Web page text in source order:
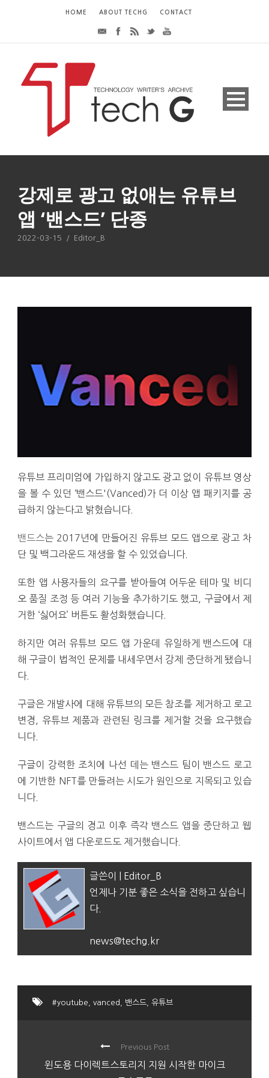
HOME ABOUT TECHG CONTACT
강제로 광고 없애는 유튜브
앱 ‘밴스드’ 단종
2022-03-15 / Editor_B
유튜브 프리미엄에 가입하지 않고도 광고 없이 유튜브 영상
을 볼 수 있던 ‘밴스드'(Vanced)가 더 이상 앱 패키지를 공
급하지 않는다고 밝혔습니다.
밴드스는 2017년에 만들어진 유튜브 모드 앱으로 광고 차
단 및 백그라운드 재생을 할 수 있었습니다.
또한 앱 사용자들의 요구를 받아들여 어두운 테마 및 비디
오 품질 조정 등 여러 기능을 추가하기도 했고, 구글에서 제
거한 ‘싫어요’ 버튼도 활성화했습니다.
하지만 여러 유튜브 모드 앱 가운데 유일하게 밴스드에 대
해 구글이 법적인 문제를 내세우면서 강제 중단하게 됐습니
다.
구글은 개발사에 대해 유튜브의 모든 참조를 제거하고 로고
변경, 유튜브 제품과 관련된 링크를 제거할 것을 요구했습
니다.
구글이 강력한 조치에 나선 데는 밴스드 팀이 밴스드 로고
에 기반한 NFT를 만들려는 시도가 원인으로 지목되고 있습
니다.
밴스드는 구글의 경고 이후 즉각 밴스드 앱을 중단하고 웹
사이트에서 앱 다운로드도 제거했습니다.
글쓴이 | Editor_B
언제나 기분 좋은 소식을 전하고 싶습니
다.
news@techg.kr
#youtube vanced 밴스드 유튜브
Previous Post
윈도용 다이렉트스토리지 지원 시작한 마이크